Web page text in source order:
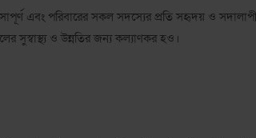
এবং পরিবারের সকল সদস্যের প্রতি সহৃদয় ও
সুস্বাস্থ্য ও উন্নতির জন্য কল্যাণকর হও।